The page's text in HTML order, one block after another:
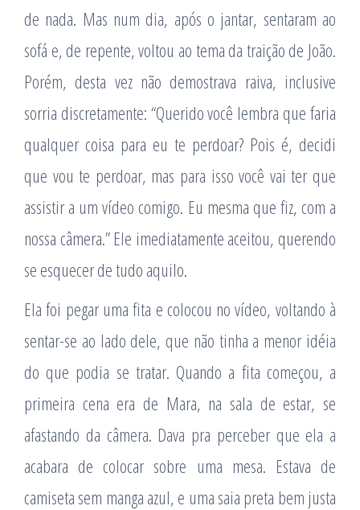
de nada. Mas num dia, após o jantar, sentaram ao
sofá e, de repente, voltou ao tema da traição de João.
Porém, desta vez não demostrava raiva, inclusive
sorria discretamente: “Querido você lembra que faria
qualquer coisa para eu te perdoar? Pois é, decidi
que vou te perdoar, mas para isso você vai ter que
assistir a um vídeo comigo. Eu mesma que fiz, com a
nossa câmera.” Ele imediatamente aceitou, querendo
se esquecer de tudo aquilo.
Ela foi pegar uma fita e colocou no vídeo, voltando à
sentar-se ao lado dele, que não tinha a menor idéia
do que podia se tratar. Quando a fita começou, a
primeira cena era de Mara, na sala de estar, se
afastando da câmera. Dava pra perceber que ela a
acabara de colocar sobre uma mesa. Estava de
camiseta sem manga azul, e uma saia preta bem justa